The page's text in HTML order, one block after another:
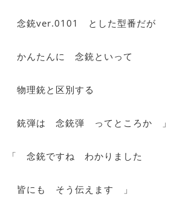
念銃ver.0101 とした型番だが
かんたんに 念銃といって
物理銃と区別する
銃弾は 念銃弾 ってところか 」
「 念銃ですね わかりました
皆にも そう伝えます 」